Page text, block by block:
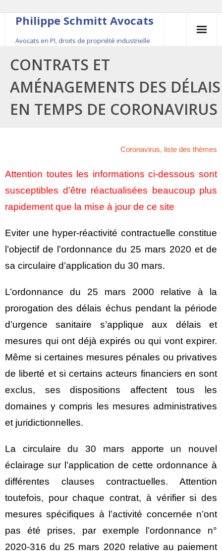
Philippe Schmitt Avocats
Avocats en PI, droits de propriété industrielle
45, rue Saint-Anne, 75001 Paris, +33 (0)1 84 16 35
54
Contact
Actualité
CONTRATS ET
AMÉNAGEMENTS DES DÉLAIS
EN TEMPS DE CORONAVIRUS
Coronavirus, liste des thèmes
Attention toutes les informations ci-dessous sont
susceptibles d’être réactualisées beaucoup plus
rapidement que la mise à jour de ce site
Eviter une hyper-réactivité contractuelle constitue
l’objectif de l’ordonnance du 25 mars 2020 et de
sa circulaire d’application du 30 mars.
L’ordonnance du 25 mars 2000 relative à la
prorogation des délais échus pendant la période
d’urgence sanitaire s’applique aux délais et
mesures qui ont déjà expirés ou qui vont expirer.
Même si certaines mesures pénales ou privatives
de liberté et si certains acteurs financiers en sont
exclus, ses dispositions affectent tous les
domaines y compris les mesures administratives
et juridictionnelles.
La circulaire du 30 mars apporte un nouvel
éclairage sur l’application de cette ordonnance à
différentes clauses contractuelles. Attention
toutefois, pour chaque contrat, à vérifier si des
mesures spécifiques à l’activité concernée n’ont
pas été prises, par exemple l’ordonnance n°
2020-316 du 25 mars 2020 relative au paiement